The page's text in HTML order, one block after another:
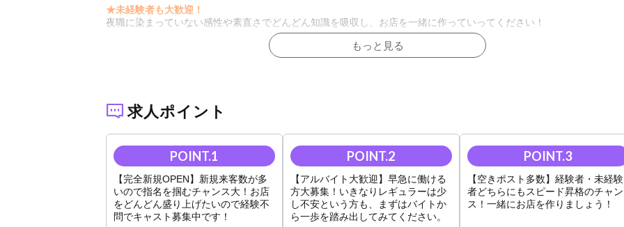
★未経験者も大歓迎！
夜職に染まっていない感性や素直さでどんどん知識を吸収し、お店を一緒に作っていってください！
★アルバイトも大歓迎！
急募中です！いきなりレギュラーホストになるのは不安…という方はまずはアルバイトから！
経験者の方はもちろん、頑張り次第で未経験の方にもスピード昇格のチャンスがあります！！
入店祝い金制度あり
ただいまキャスト大募集中につき、
破格の特典をご用意いたしました！！
当店に入店していただいた方にはもれなく入店祝い金を贈呈いたします。
もっと見る
求人ポイント
【完全新規OPEN】新規来客数が多
いので指名を掴むチャンス大！お店
をどんどん盛り上げたいので経験不
問でキャスト募集中です！
【アルバイト大歓迎】早急に働ける
方大募集！いきなりレギュラーは少
し不安という方も、まずはバイトか
ら一歩を踏み出してみてください。
【空きポスト多数】経験者・未経験
者どちらにもスピード昇格のチャン
ス！一緒にお店を作りましょう！